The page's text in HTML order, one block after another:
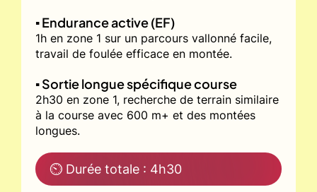
▪️ Endurance active (EF)
1h en zone 1 sur un parcours vallonné facile,
travail de foulée efficace en montée.
▪️ Sortie longue spécifique course
2h30 en zone 1, recherche de terrain similaire
à la course avec 600 m+ et des montées
longues.
⏲ Durée totale : 4h30